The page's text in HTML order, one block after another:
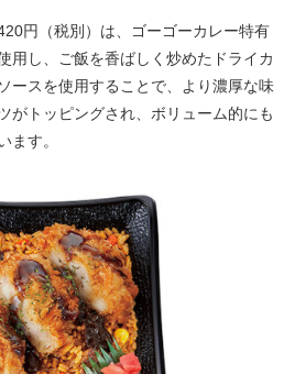
円（税別）は、ゴーゴーカレー特有
用し、ご飯を香ばしく炒めたドライカ
ースを使用することで、より濃厚な味
がトッピングされ、ボリューム的にも
ます。